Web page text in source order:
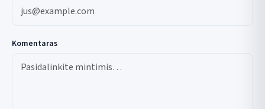
Komentaras